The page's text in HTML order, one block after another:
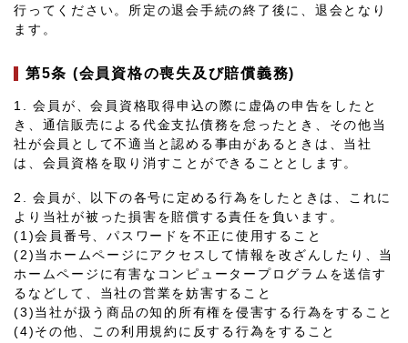
行ってください。所定の退会手続の終了後に、退会となり
ます。
第5条 (会員資格の喪失及び賠償義務)
1. 会員が、会員資格取得申込の際に虚偽の申告をしたと
き、通信販売による代金支払債務を怠ったとき、その他当
社が会員として不適当と認める事由があるときは、当社
は、会員資格を取り消すことができることとします。
2. 会員が、以下の各号に定める行為をしたときは、これに
より当社が被った損害を賠償する責任を負います。
(1)会員番号、パスワードを不正に使用すること
(2)当ホームページにアクセスして情報を改ざんしたり、当
ホームページに有害なコンピュータープログラムを送信す
るなどして、当社の営業を妨害すること
(3)当社が扱う商品の知的所有権を侵害する行為をすること
(4)その他、この利用規約に反する行為をすること